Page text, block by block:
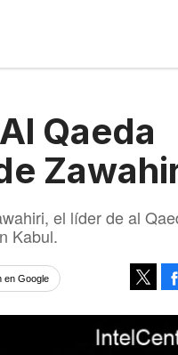
Qaeda
el líder de al
Kabul.
en Google